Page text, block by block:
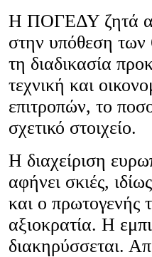
Η ΠΟΓΕΔΥ ζητά
στην υπόθεση των
τη διαδικασία
τεχνική και
επιτροπών, το
σχετικό στοιχείο.
Η διαχείριση
αφήνει σκιές,
και ο πρωτογενής
αξιοκρατία. Η
διακηρύσσεται.